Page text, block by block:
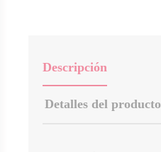
Descripción
Detalles del producto